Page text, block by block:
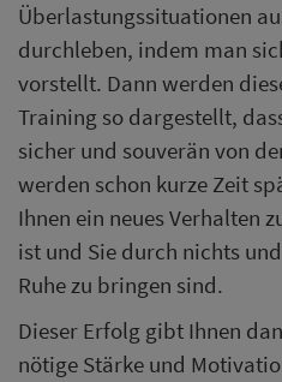
Überlastungssituationen
durchleben, indem man
vorstellt. Dann werden
Training so dargestellt,
sicher und souverän von
werden schon kurze Zeit
Ihnen ein neues Verhalten
ist und Sie durch nichts
Ruhe zu bringen sind.
Dieser Erfolg gibt Ihnen
nötige Stärke und